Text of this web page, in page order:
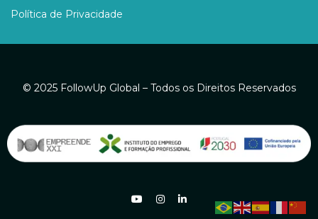
Política de Privacidade
© 2025 FollowUp Global – Todos os Direitos Reservados